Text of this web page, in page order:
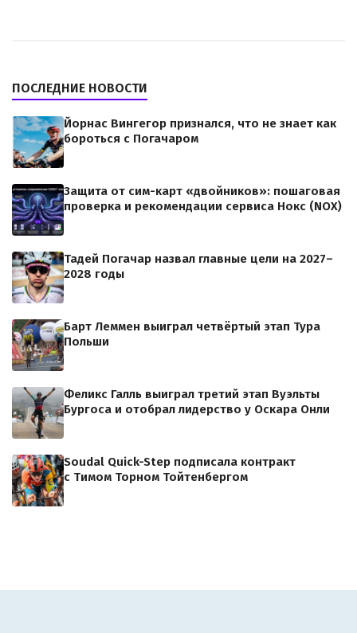
ПОСЛЕДНИЕ НОВОСТИ
Йорнас Вингегор признался, что не знает как
бороться с Погачаром
Защита от сим-карт «двойников»: пошаговая
проверка и рекомендации сервиса Нокс (NOX)
Тадей Погачар назвал главные цели на 2027–
2028 годы
Барт Леммен выиграл четвёртый этап Тура
Польши
Феликс Галль выиграл третий этап Вуэльты
Бургоса и отобрал лидерство у Оскара Онли
Soudal Quick-Step подписала контракт
с Тимом Торном Тойтенбергом